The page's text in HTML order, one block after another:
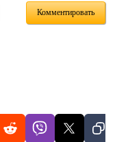
Комментировать